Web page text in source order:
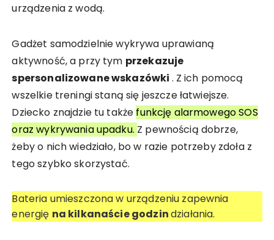
urządzenia z wodą.
Gadżet samodzielnie wykrywa uprawianą
aktywność, a przy tym przekazuje
spersonalizowane wskazówki . Z ich pomocą
wszelkie treningi staną się jeszcze łatwiejsze.
Dziecko znajdzie tu także funkcję alarmowego SOS
oraz wykrywania upadku. Z pewnością dobrze,
żeby o nich wiedziało, bo w razie potrzeby zdoła z
tego szybko skorzystać.
Bateria umieszczona w urządzeniu zapewnia
energię na kilkanaście godzindziałania.